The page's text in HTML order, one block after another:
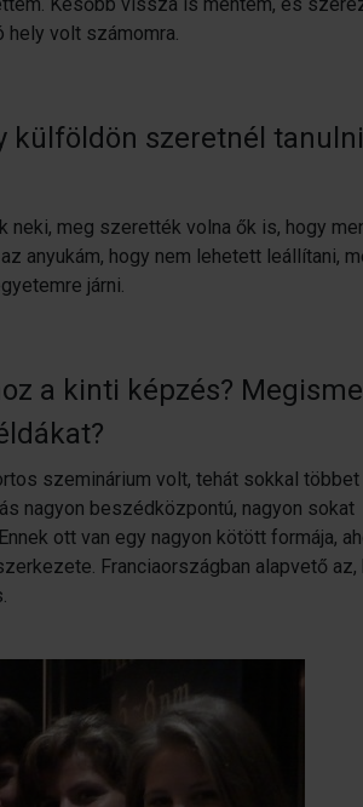
hely volt számomra.
külföldön szeretnél
neki, meg szerették volna ők is, hogy
anyukám, hogy nem lehetett leállítani,
járni.
a kinti képzés?
szeminárium volt, tehát sokkal többet
nagyon beszédközpontú, nagyon sokat
ott van egy nagyon kötött formája,
Franciaországban alapvető az,